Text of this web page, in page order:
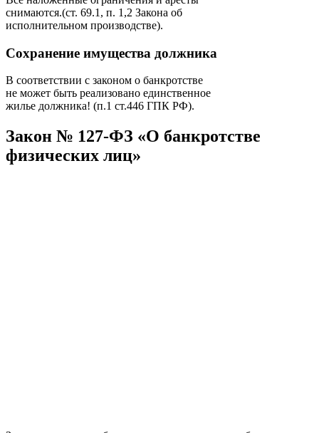
снимаются.(ст. 69.1, п. 1,2 Закона об
исполнительном производстве).
Сохранение имущества должника
В соответствии с законом о банкротстве
не может быть реализовано единственное
жилье должника! (п.1 ст.446 ГПК РФ).
Закон № 127-ФЗ «О банкротстве
физических лиц»